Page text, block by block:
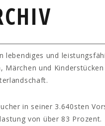
und
und
in seiner 3.640sten
von über 83